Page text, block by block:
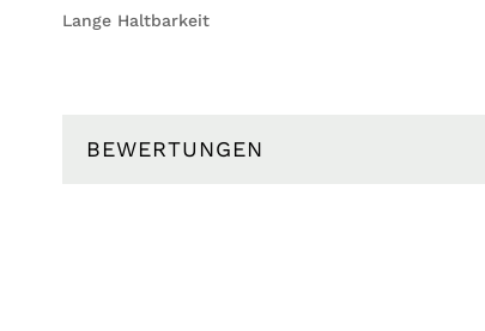
Lange Haltbarkeit
BEWERTUNGEN